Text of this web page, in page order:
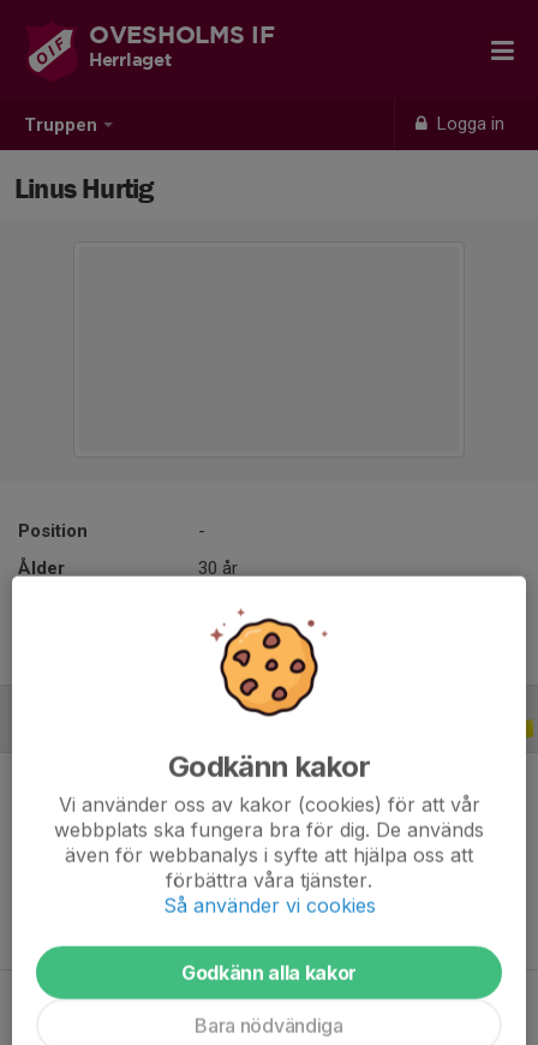
Truppen Logga in
OVESHOLMS IF
Herrlaget
Linus Hurtig
Position
-
Ålder
30 år
Ingen statistik finns för detta år
Godkänn kakor
Vi använder oss av kakor (cookies) för att vår
webbplats ska fungera bra för dig. De används
även för webbanalys i syfte att hjälpa oss att
förbättra våra tjänster.
Så använder vi cookies
Godkänn alla kakor
Bara nödvändiga